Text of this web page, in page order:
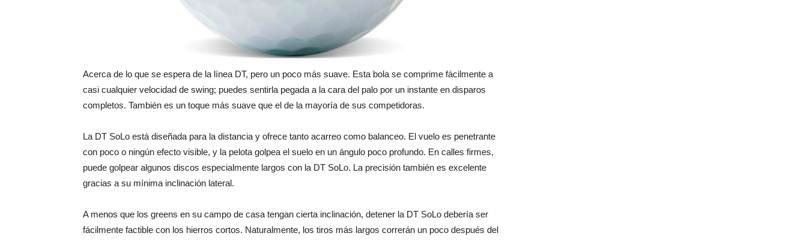
Acerca de lo que se espera de la línea DT, pero un poco más suave. Esta bola se comprime fácilmente a
casi cualquier velocidad de swing; puedes sentirla pegada a la cara del palo por un instante en disparos
completos. También es un toque más suave que el de la mayoría de sus competidoras.
La DT SoLo está diseñada para la distancia y ofrece tanto acarreo como balanceo. El vuelo es penetrante
con poco o ningún efecto visible, y la pelota golpea el suelo en un ángulo poco profundo. En calles firmes,
puede golpear algunos discos especialmente largos con la DT SoLo. La precisión también es excelente
gracias a su mínima inclinación lateral.
A menos que los greens en su campo de casa tengan cierta inclinación, detener la DT SoLo debería ser
fácilmente factible con los hierros cortos. Naturalmente, los tiros más largos correrán un poco después del